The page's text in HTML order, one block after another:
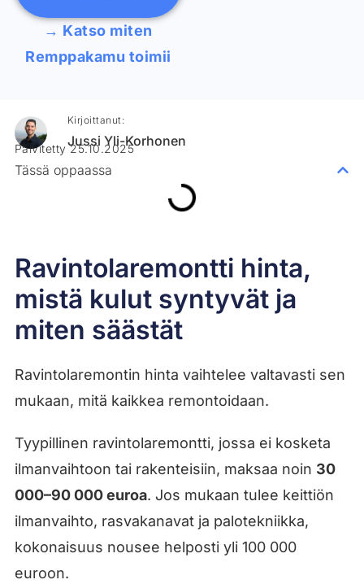
→ Katso miten
Remppakamu toimii
Ravintolaremontti hinta,
mistä kulut syntyvät ja
miten säästät
Ravintolaremontin hinta vaihtelee valtavasti sen
mukaan, mitä kaikkea remontoidaan.
Tyypillinen ravintolaremontti, jossa ei kosketa
ilmanvaihtoon tai rakenteisiin, maksaa noin 30
000–90 000 euroa. Jos mukaan tulee keittiön
ilmanvaihto, rasvakanavat ja palotekniikka,
kokonaisuus nousee helposti yli 100 000
euroon.
Kirjoittanut:
Jussi Yli-Korhonen
Päivitetty 25.10.2025
Tässä oppaassa